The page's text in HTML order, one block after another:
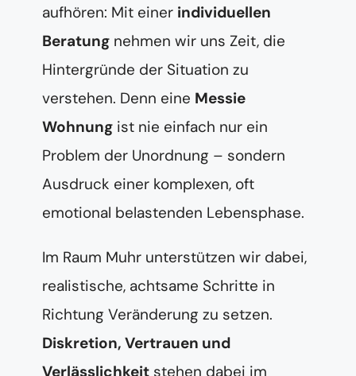
aufhören: Mit einer individuellen
Beratung nehmen wir uns Zeit, die
Hintergründe der Situation zu
verstehen. Denn eine Messie
Wohnung ist nie einfach nur ein
Problem der Unordnung – sondern
Ausdruck einer komplexen, oft
emotional belastenden Lebensphase.
Im Raum Muhr unterstützen wir dabei,
realistische, achtsame Schritte in
Richtung Veränderung zu setzen.
Diskretion, Vertrauen und
Verlässlichkeit stehen dabei im